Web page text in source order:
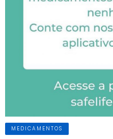
MEDICAMENTOS